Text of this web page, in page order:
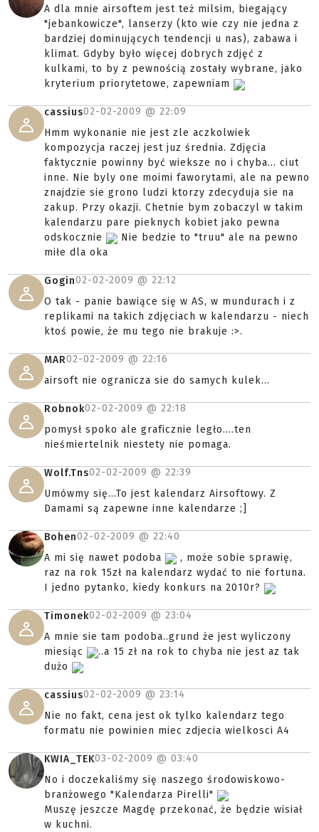
A dla mnie airsoftem jest też milsim, biegający
"jebankowicze", lanserzy (kto wie czy nie jedna z
bardziej dominujących tendencji u nas), zabawa i
klimat. Gdyby było więcej dobrych zdjęć z
kulkami, to by z pewnością zostały wybrane, jako
kryterium priorytetowe, zapewniam
cassius02-02-2009 @ 22:09
Hmm wykonanie nie jest zle aczkolwiek
kompozycja raczej jest juz średnia. Zdjęcia
faktycznie powinny być wieksze no i chyba... ciut
inne. Nie byly one moimi faworytami, ale na pewno
znajdzie sie grono ludzi ktorzy zdecyduja sie na
zakup. Przy okazji. Chetnie bym zobaczyl w takim
kalendarzu pare pieknych kobiet jako pewna
odskocznie
Nie bedzie to "truu" ale na pewno
miłe dla oka
Gogin02-02-2009 @ 22:12
O tak - panie bawiące się w AS, w mundurach i z
replikami na takich zdjęciach w kalendarzu - niech
ktoś powie, że mu tego nie brakuje :>.
MAR02-02-2009 @ 22:16
airsoft nie ogranicza sie do samych kulek...
Robnok02-02-2009 @ 22:18
pomysł spoko ale graficznie legło....ten
nieśmiertelnik niestety nie pomaga.
Wolf.Tns02-02-2009 @ 22:39
Umówmy się...To jest kalendarz Airsoftowy. Z
Damami są zapewne inne kalendarze ;]
Bohen02-02-2009 @ 22:40
A mi się nawet podoba
, może sobie sprawię,
raz na rok 15zł na kalendarz wydać to nie fortuna.
I jedno pytanko, kiedy konkurs na 2010r?
Timonek02-02-2009 @ 23:04
A mnie sie tam podoba..grund że jest wyliczony
miesiąc
..a 15 zł na rok to chyba nie jest az tak
dużo
cassius02-02-2009 @ 23:14
Nie no fakt, cena jest ok tylko kalendarz tego
formatu nie powinien miec zdjecia wielkosci A4
KWIA_TEK03-02-2009 @ 03:40
No i doczekaliśmy się naszego środowiskowo-
branżowego "Kalendarza Pirelli"
Muszę jeszcze Magdę przekonać, że będzie wisiał
w kuchni.